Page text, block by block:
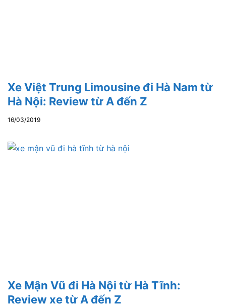
Xe Việt Trung Limousine đi Hà Nam từ
Hà Nội: Review từ A đến Z
16/03/2019
Xe Mận Vũ đi Hà Nội từ Hà Tĩnh:
Review xe từ A đến Z